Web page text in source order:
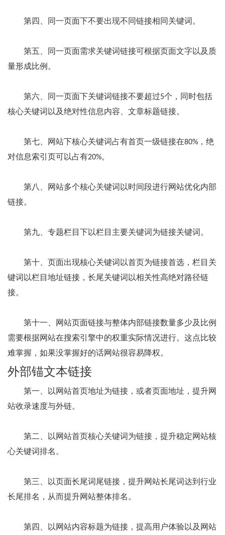
第四、同一页面下不要出现不同链接相同关键词。
第五、同一页面需求关键词链接可根据页面文字以及质
量形成比例。
第六、同一页面下关键词链接不要超过5个，同时包括
核心关键词以及绝对性信息内容、文章标题链接。
第七、网站下核心关键词占有首页一级链接在80%，绝
对信息索引页可以占有20%。
第八、网站多个核心关键词以时间段进行网站优化内部
链接。
第九、专题栏目下以栏目主要关键词为链接关键词。
第十、页面出现核心关键词以首页为链接首选，栏目关
键词以栏目地址链接，长尾关键词以相关性高绝对路径链
接。
第十一、网站页面链接与整体内部链接数量多少及比例
需要根据网站在搜索引擎中的权重实际情况进行。这点比较
难掌握，如果没掌握好的话网站很容易降权。
外部锚文本链接
第一、以网站首页地址为链接，或者页面地址，提升网
站收录速度与外链。
第二、以网站首页核心关键词为链接，提升稳定网站核
心关键词排名。
第三、以页面长尾词尾链接，提升网站长尾词达到行业
长尾排名，从而提升网站整体排名。
第四、以网站内容标题为链接，提高用户体验以及网站